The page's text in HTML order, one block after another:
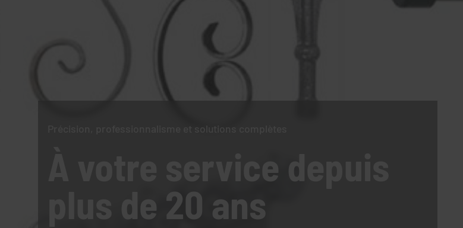
Précision, professionnalisme et solutions complètes
À votre service depuis
plus de 20 ans